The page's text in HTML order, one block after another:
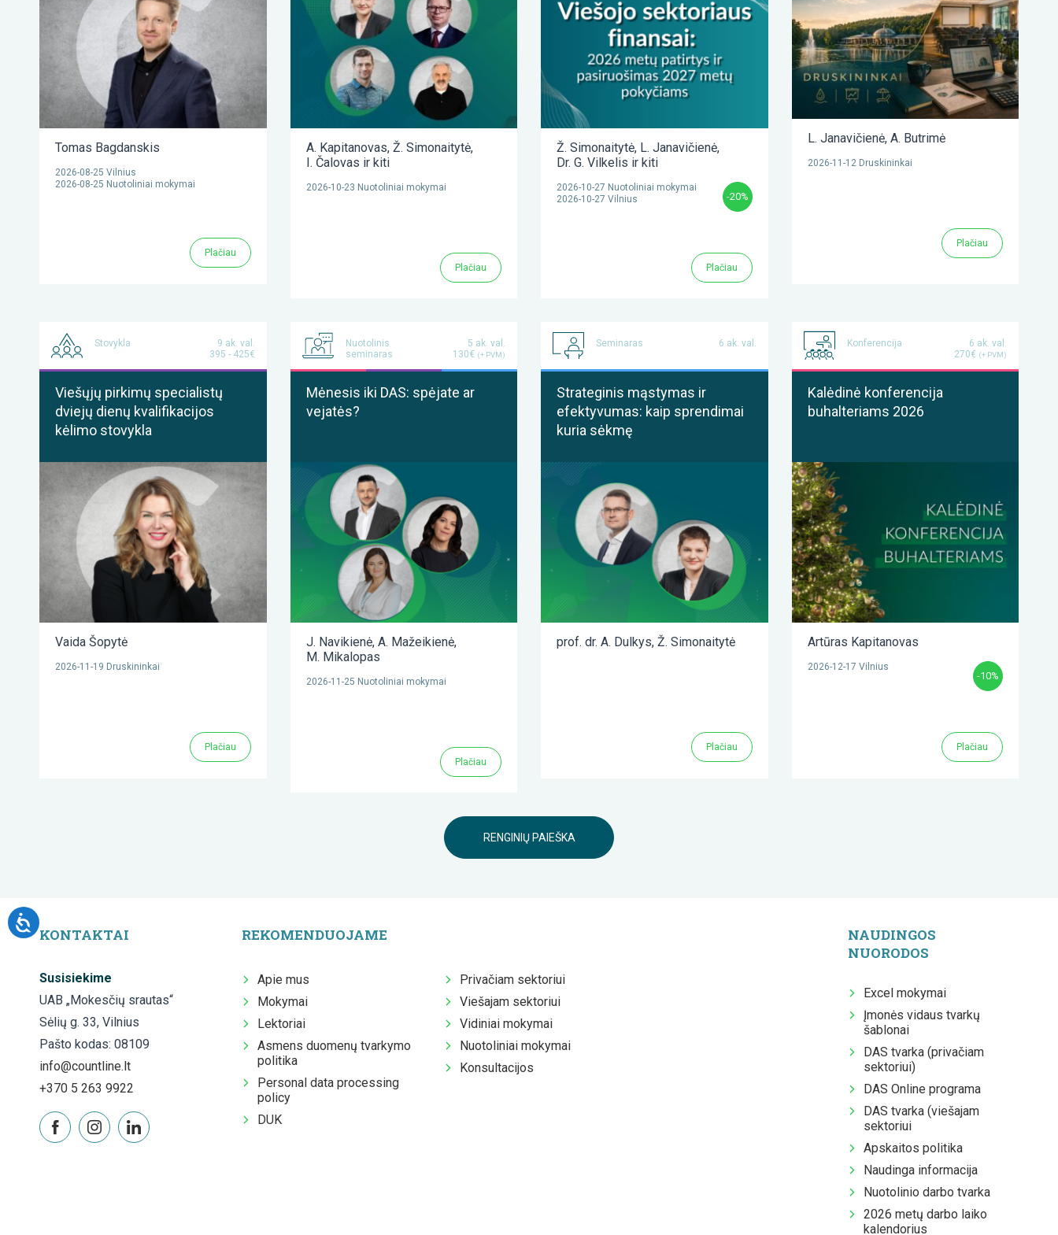
Tomas Bagdanskis
2026-08-25 Vilnius
2026-08-25 Nuotoliniai mokymai
Plačiau
A. Kapitanovas, Ž. Simonaitytė,
I. Čalovas ir kiti
2026-10-23 Nuotoliniai mokymai
Plačiau
Ž. Simonaitytė, L. Janavičienė,
Dr. G. Vilkelis ir kiti
2026-10-27 Nuotoliniai mokymai
2026-10-27 Vilnius
-20%
Plačiau
L. Janavičienė, A. Butrimė
2026-11-12 Druskininkai
Plačiau
Stovykla
9 ak. val.
395 - 425€
Viešųjų pirkimų specialistų
dviejų dienų kvalifikacijos
kėlimo stovykla
Vaida Šopytė
2026-11-19 Druskininkai
Plačiau
Nuotolinis
seminaras
5 ak. val.
130€ (+ PVM)
Mėnesis iki DAS: spėjate ar
vejatės?
J. Navikienė, A. Mažeikienė,
M. Mikalopas
2026-11-25 Nuotoliniai mokymai
Plačiau
Seminaras 6 ak. val.
Strateginis mąstymas ir
efektyvumas: kaip sprendimai
kuria sėkmę
prof. dr. A. Dulkys, Ž. Simonaitytė
Plačiau
Konferencija
6 ak. val.
270€ (+ PVM)
Kalėdinė konferencija
buhalteriams 2026
Artūras Kapitanovas
2026-12-17 Vilnius
-10%
Plačiau
RENGINIŲ PAIEŠKA
KONTAKTAI
Susisiekime
UAB „Mokesčių srautas“
Sėlių g. 33, Vilnius
Pašto kodas: 08109
info@countline.lt
+370 5 263 9922
REKOMENDUOJAME
Apie mus
Mokymai
Lektoriai
Asmens duomenų tvarkymo
politika
Personal data processing
policy
DUK
Privačiam sektoriui
Viešajam sektoriui
Vidiniai mokymai
Nuotoliniai mokymai
Konsultacijos
NAUDINGOS
NUORODOS
Excel mokymai
Įmonės vidaus tvarkų
šablonai
DAS tvarka (privačiam
sektoriui)
DAS Online programa
DAS tvarka (viešajam
sektoriui
Apskaitos politika
Naudinga informacija
Nuotolinio darbo tvarka
2026 metų darbo laiko
kalendorius